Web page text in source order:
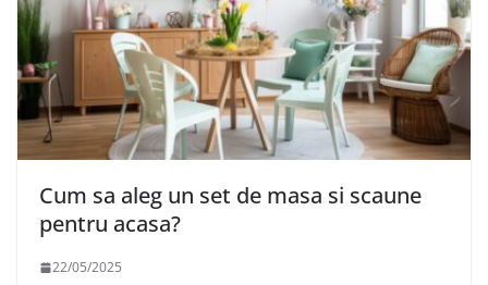
Cum sa aleg un set de masa si scaune
pentru acasa?
22/05/2025